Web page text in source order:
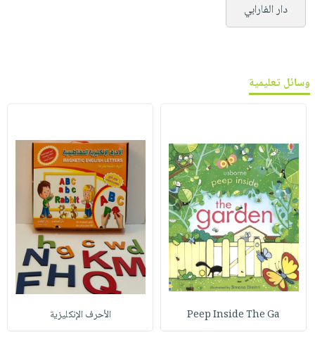
دار الفارابي
وسائل تعليمية
Peep Inside The Ga الأحرف الإنكليزية